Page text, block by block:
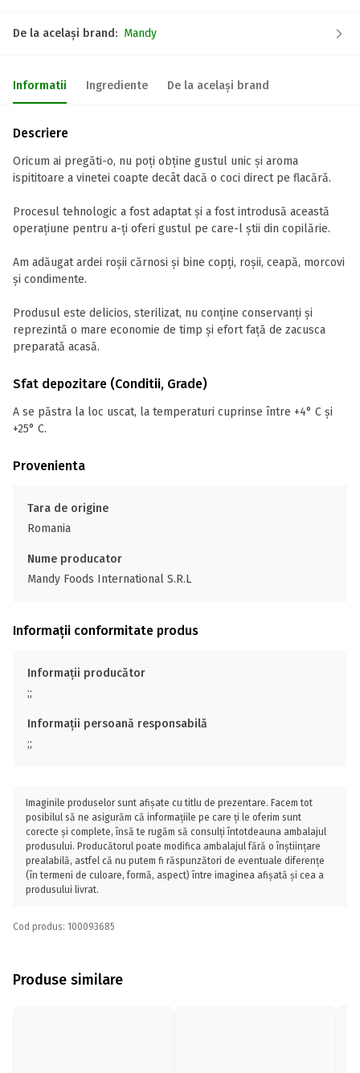
De la același brand: Mandy
Informatii Ingrediente De la același brand
Descriere
Oricum ai pregăti-o, nu poți obține gustul unic și aroma
ispititoare a vinetei coapte decât dacă o coci direct pe flacără.
Procesul tehnologic a fost adaptat și a fost introdusă această
operațiune pentru a-ți oferi gustul pe care-l știi din copilărie.
Am adăugat ardei roșii cărnosi și bine copți, roșii, ceapă, morcovi
și condimente.
Produsul este delicios, sterilizat, nu conține conservanți și
reprezintă o mare economie de timp și efort față de zacusca
preparată acasă.
Sfat depozitare (Conditii, Grade)
A se păstra la loc uscat, la temperaturi cuprinse între +4° C și
+25° C.
Provenienta
Tara de origine
Romania
Nume producator
Mandy Foods International S.R.L
Informații conformitate produs
Informații producător
;;
Informații persoană responsabilă
;;
Imaginile produselor sunt afișate cu titlu de prezentare. Facem tot
posibilul să ne asigurăm că informațiile pe care ți le oferim sunt
corecte și complete, însă te rugăm să consulți întotdeauna ambalajul
produsului. Producătorul poate modifica ambalajul fără o înștiințare
prealabilă, astfel că nu putem fi răspunzători de eventuale diferențe
(în termeni de culoare, formă, aspect) între imaginea afișată și cea a
produsului livrat.
Cod produs: 100093685
Produse similare